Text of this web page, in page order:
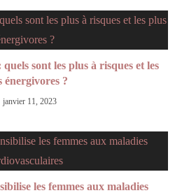
sont les plus à risques et les
énergivores ?
janvier 11, 2023
les femmes aux maladies